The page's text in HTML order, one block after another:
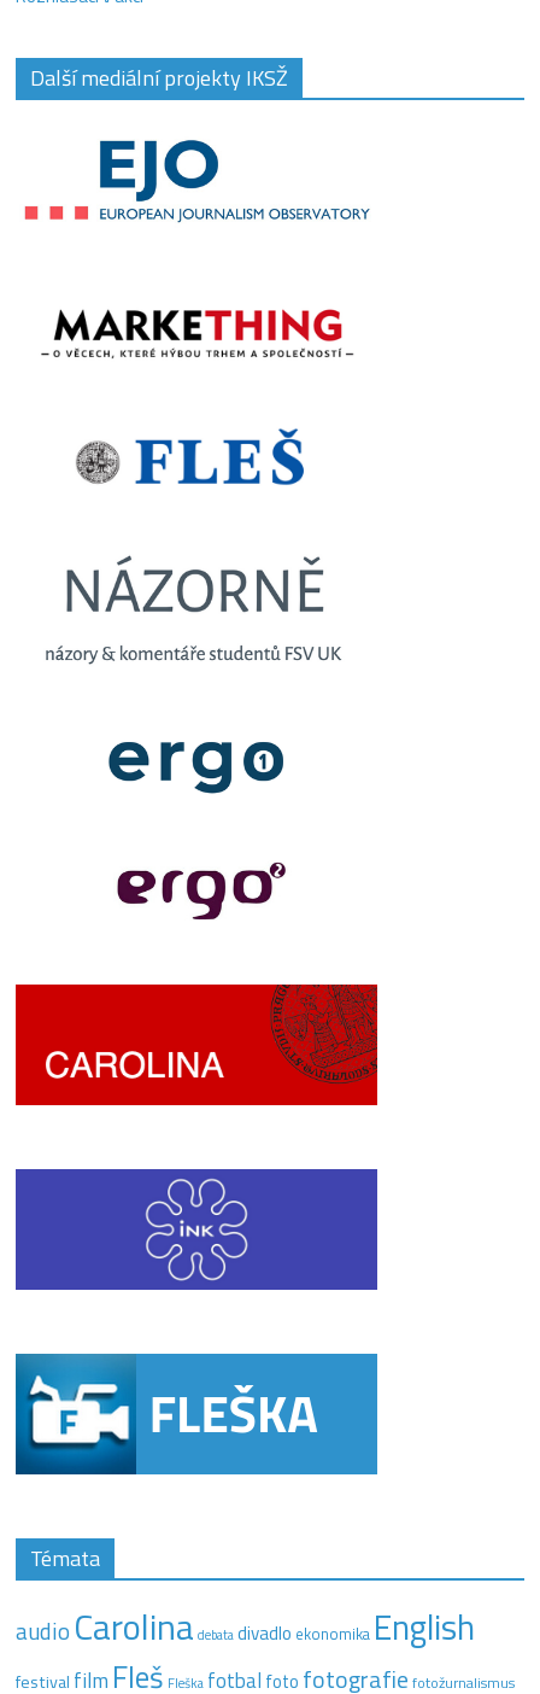
Další mediální projekty IKSŽ
Témata
audio Carolina debata divadlo ekonomika English
festival film Fleš Fleška fotbal foto fotografie fotožurnalismus